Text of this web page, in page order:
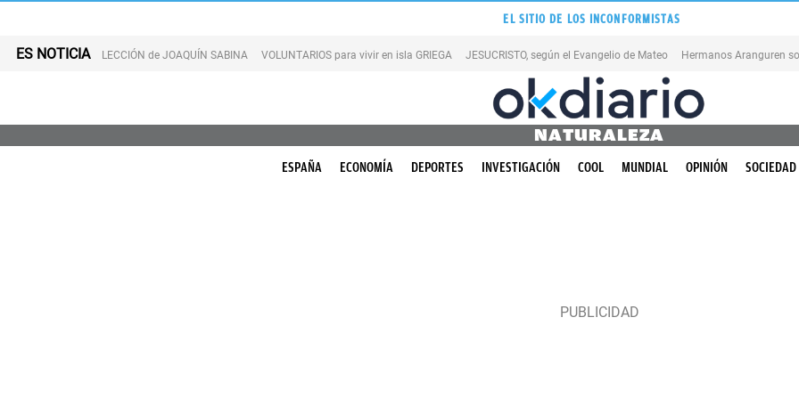
EL SITIO DE LOS INCONFORMISTAS
ES NOTICIA LECCIÓN de JOAQUÍN SABINA VOLUNTARIOS para vivir en isla GRIEGA JESUCRISTO, según el Evangelio de Mateo Hermanos Aranguren
NATURALEZA
ESPAÑA ECONOMÍA DEPORTES INVESTIGACIÓN COOL MUNDIAL OPINIÓN SOCIEDAD